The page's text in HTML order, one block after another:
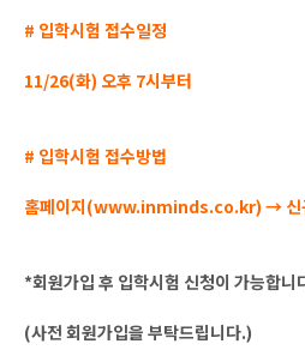
# 입학시험 접수일정
11/26(화) 오후 7시부터
# 입학시험 접수방법
홈페이지(www.inminds.co.kr) → 신
*회원가입 후 입학시험 신청이 가능합니
(사전 회원가입을 부탁드립니다.)